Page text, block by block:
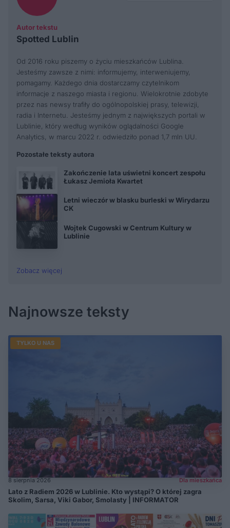
Autor tekstu
Spotted Lublin
Od 2016 roku piszemy o życiu mieszkańców Lublina.
Jesteśmy zawsze z nimi: informujemy, interweniujemy,
pomagamy. Każdego dnia dostarczamy czytelnikom
informacje z naszego miasta i regionu. Wielokrotnie zdobyte
przez nas newsy trafiły do ogólnopolskiej prasy, telewizji,
radia i Internetu. Jesteśmy jednym z największych portali w
Lublinie, który według wyników oglądalności Google
Analytics, w marcu 2022 r. odwiedziło ponad 1,7 mln UU.
Pozostałe teksty autora
Zakończenie lata uświetni koncert zespołu
Łukasz Jemioła Kwartet
Letni wieczór w blasku burleski w Wirydarzu
CK
Wojtek Cugowski w Centrum Kultury w
Lublinie
Zobacz więcej
Najnowsze teksty
TYLKO U NAS
8 sierpnia 2026 Dla mieszkańca
Lato z Radiem 2026 w Lublinie. Kto wystąpi? O której zagra
Skolim, Sarsa, Viki Gabor, Smolasty | INFORMATOR